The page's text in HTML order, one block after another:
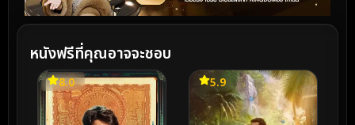
หนังฟรีที่คุณอาจจะชอบ
8.0 5.9